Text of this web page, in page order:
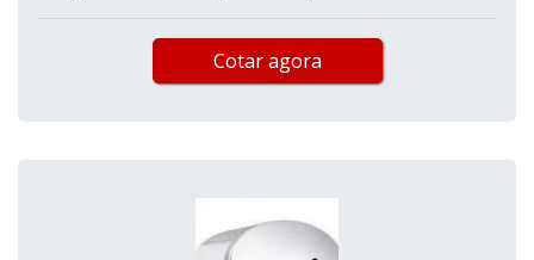
Cotar agora